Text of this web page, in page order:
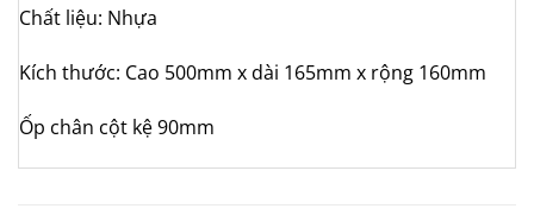
Chất liệu: Nhựa
Kích thước: Cao 500mm x dài 165mm x rộng 160mm
Ốp chân cột kệ 90mm